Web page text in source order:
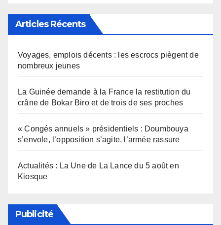
Articles Récents
Voyages, emplois décents : les escrocs piègent de
nombreux jeunes
La Guinée demande à la France la restitution du
crâne de Bokar Biro et de trois de ses proches
« Congés annuels » présidentiels : Doumbouya
s’envole, l’opposition s’agite, l’armée rassure
Actualités : La Une de La Lance du 5 août en
Kiosque
Publicité